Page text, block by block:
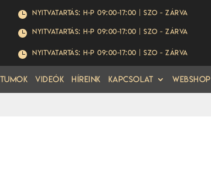
 Nyitvatartás: H-P 09:00-17:00 | Szo - ZÁRVA
 Nyitvatartás: H-P 09:00-17:00 | Szo - ZÁRVA
 Nyitvatartás: H-P 09:00-17:00 | Szo - ZÁRVA
Videók Híreink Kapcsolat Webshop